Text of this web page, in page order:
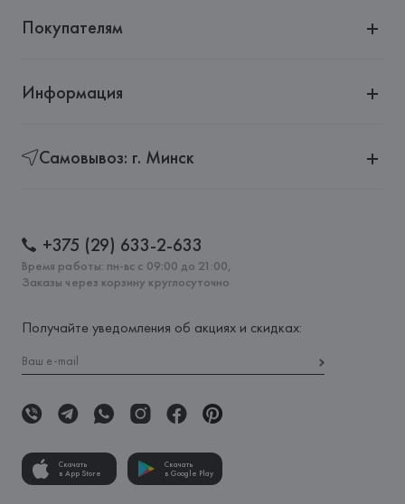
Покупателям
Информация
Самовывоз: г. Минск
+375 (29) 633-2-633
Время работы: пн-вс с 09:00 до 21:00,
Заказы через корзину круглосуточно
Получайте уведомления об акциях и скидках:
Скачать
в App Store
Скачать
в Google Play